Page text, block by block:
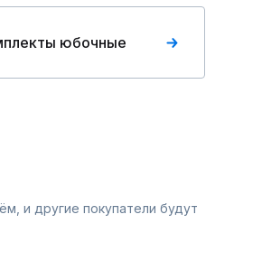
юбочные
и другие покупатели будут